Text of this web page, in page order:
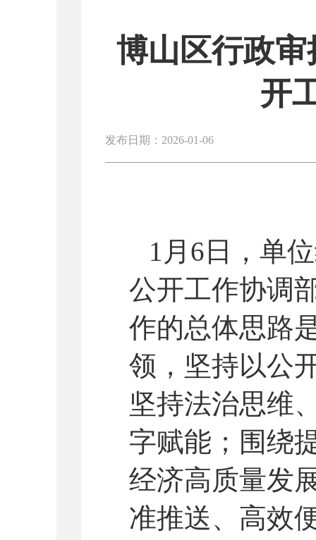
博山区行政
开
发布日期：2026-01-06
1 月6 日，单
公开工作协调
作的总体思路
领，坚持以公
坚持法治思维
字赋能；围绕
经济高质量发
准推送、高效